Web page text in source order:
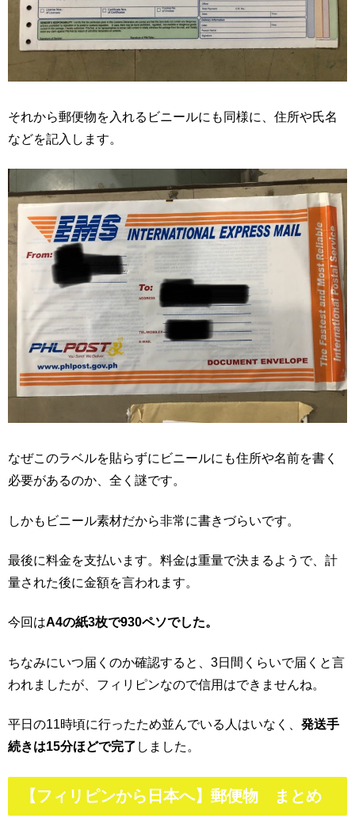
それから郵便物を入れるビニールにも同様に、住所や氏名
などを記入します。
なぜこのラベルを貼らずにビニールにも住所や名前を書く
必要があるのか、全く謎です。
しかもビニール素材だから非常に書きづらいです。
最後に料金を支払います。料金は重量で決まるようで、計
量された後に金額を言われます。
今回はA4の紙3枚で930ペソでした。
ちなみにいつ届くのか確認すると、3日間くらいで届くと言
われましたが、フィリピンなので信用はできませんね。
平日の11時頃に行ったため並んでいる人はいなく、 発送手
続きは15分ほどで完了 しました。
【フィリピンから日本へ】郵便物 まとめ